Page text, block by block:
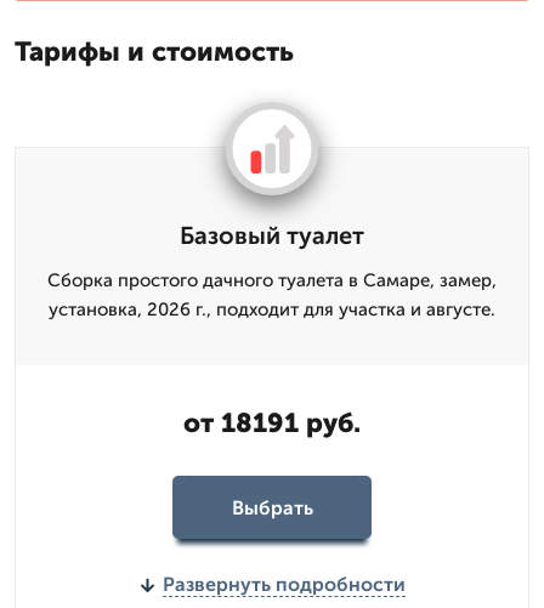
Тарифы и стоимость
Базовый туалет
Сборка простого дачного туалета в Самаре, замер,
установка, 2026 г., подходит для участка и августе.
от 18191 руб.
Выбрать
Развернуть подробности